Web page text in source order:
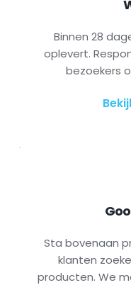
Binnen 28
oplevert.
bezoekers
Sta bovenaan
klanten
producten. We